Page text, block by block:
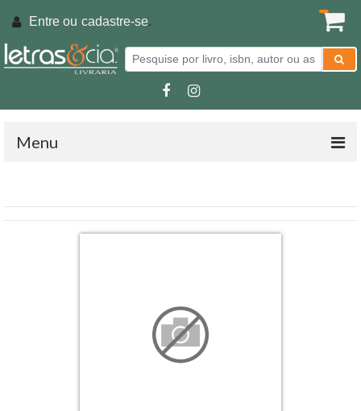
Entre ou cadastre-se.
Menu